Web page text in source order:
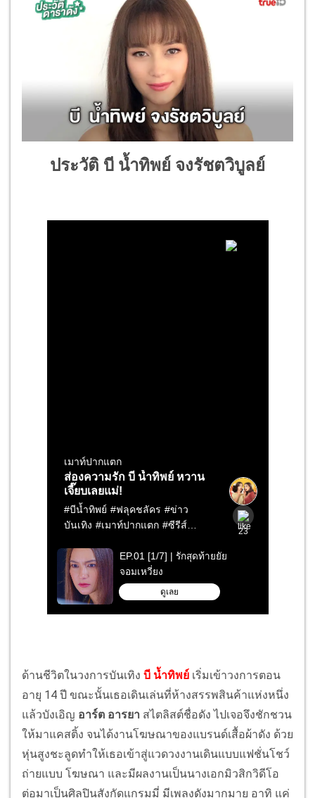
ประวัติ บี น้ำทิพย์ จงรัชตวิบูลย์
ด้านชีวิตในวงการบันเทิง บี น้ำทิพย์ เริ่มเข้าวงการตอน
อายุ 14 ปี ขณะนั้นเธอเดินเล่นที่ห้างสรรพสินค้าแห่งหนึ่ง
แล้วบังเอิญ อาร์ต อารยา สไตลิสต์ชื่อดัง ไปเจอจึงชักชวน
ให้มาแคสติ้ง จนได้งานโฆษณาของแบรนด์เสื้อผ้าดัง ด้วย
หุ่นสูงชะลูดทำให้เธอเข้าสู่แวดวงงานเดินแบบแฟชั่นโชว์
ถ่ายแบบ โฆษณา และมีผลงานเป็นนางเอกมิวสิกวิดีโอ
ต่อมาเป็นศิลปินสังกัดแกรมมี่ มีเพลงดังมากมาย อาทิ แค่